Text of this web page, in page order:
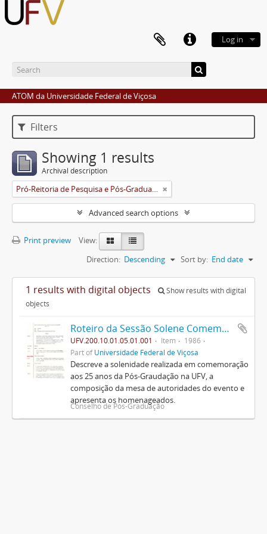
Log in
ATOM da Universidade Federal de Viçosa
Filters
Showing 1 results
Archival description
Pró-Reitoria de Pesquisa e Pós-Graduação
Advanced search options
Print preview
View:
Sort by: End date
Direction: Descending
1 results with digital objects
Show results with digital
objects
Roteiro da Sessão Solene Comemorativa do Jubileu de Prata da Pós-Graduação na U.F.V.
UFV.200.10.01.05.01.001 Item
1986
Part ofUniversidade Federal de Viçosa
Descreve a solenidade realizada em comemoração
aos 25 anos da Pós-Graudação na UFV, a
composição da mesa de autoridades do evento e
apresenta os homenageados.
Conselho de Pós-Graduação